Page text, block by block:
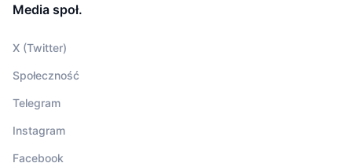
Media społ.
X (Twitter)
Społeczność
Telegram
Instagram
Facebook